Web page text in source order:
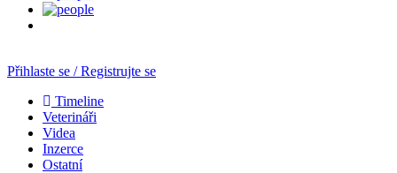
Přihlaste se / Registrujte se
Timeline
Veterináři
Videa
Inzerce
Ostatní